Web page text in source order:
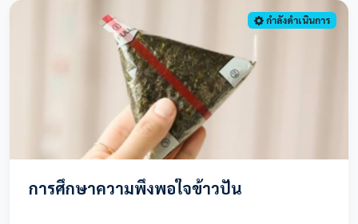
กำลังดำเนินการ
การศึกษาความพึงพอใจข้าวปั้น